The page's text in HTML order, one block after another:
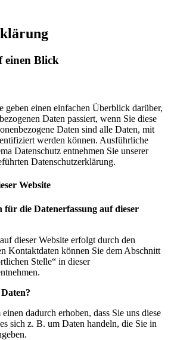
einen Blick
geben einen einfachen Überblick darüber,
Daten passiert, wenn Sie diese
Daten sind alle Daten, mit
werden können. Ausführliche
Datenschutz entnehmen Sie unserer
Datenschutzerklärung.
Website
die Datenerfassung auf dieser
dieser Website erfolgt durch den
Kontaktdaten können Sie dem Abschnitt
Stelle“ in dieser
dadurch erhoben, dass Sie uns diese
sich z. B. um Daten handeln, die Sie in